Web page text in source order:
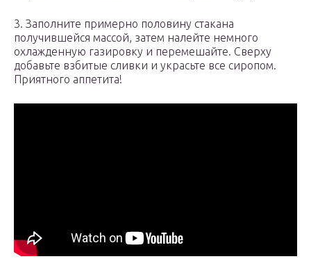
3. Заполните примерно половину стакана
получившейся массой, затем налейте немного
охлажденную газировку и перемешайте. Сверху
добавьте взбитые сливки и украсьте все сиропом.
Приятного аппетита!